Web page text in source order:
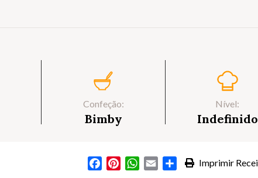
Confeção:
Bimby
Nível:
Indefinido
Imprimir
FacebookPinterestWhatsApp
Email Partilhar